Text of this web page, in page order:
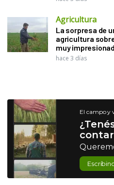
Agricultura
La sorpresa de
agricultura
muy
hace 3 días
El campo y